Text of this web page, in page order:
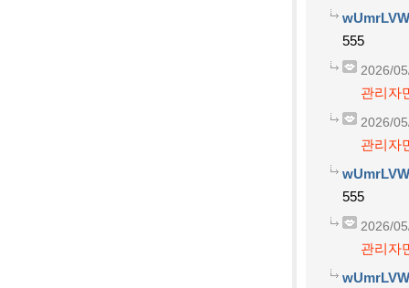
555
2026/
관리자
2026/
관리자
555
2026/
관리자